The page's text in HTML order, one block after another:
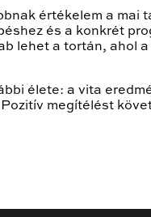
értékelem a mai
és a konkrét
lehet a tortán, ahol
élete: a vita
megítélést